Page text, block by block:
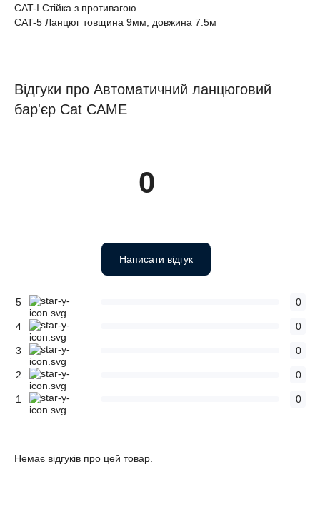
CAT-I Стійка з противагою
CAT-5 Ланцюг товщина 9мм, довжина 7.5м
Відгуки про Автоматичний ланцюговий
бар'єр Cat CAME
0
Написати відгук
5 0
4 0
3 0
2 0
1 0
Немає відгуків про цей товар.